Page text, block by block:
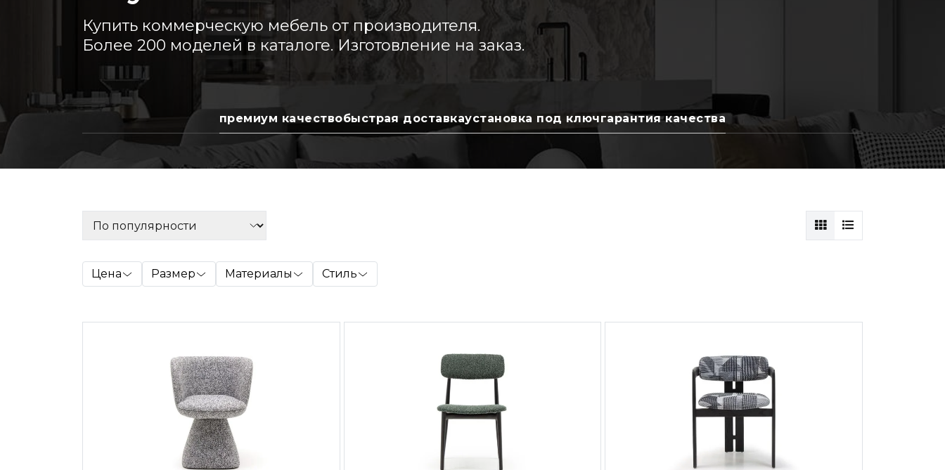
Купить коммерческую мебель от производителя.
Более 200 моделей в каталоге. Изготовление на заказ.
премиум качествобыстрая доставкаустановка под ключгарантия качества
Цена Размер Материалы Стиль